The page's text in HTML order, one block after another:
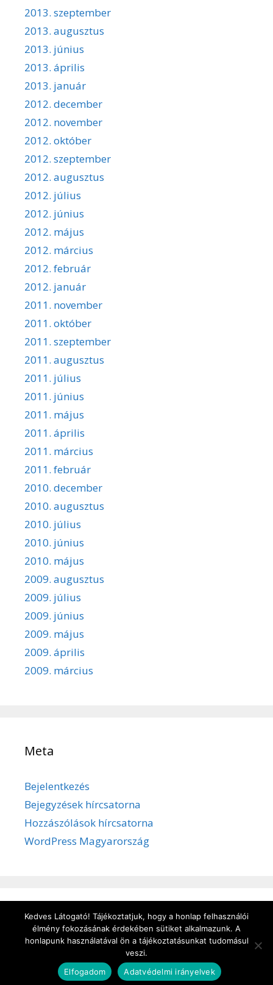
2013. szeptember
2013. augusztus
2013. június
2013. április
2013. január
2012. december
2012. november
2012. október
2012. szeptember
2012. augusztus
2012. július
2012. június
2012. május
2012. március
2012. február
2012. január
2011. november
2011. október
2011. szeptember
2011. augusztus
2011. július
2011. június
2011. május
2011. április
2011. március
2011. február
2010. december
2010. augusztus
2010. július
2010. június
2010. május
2009. augusztus
2009. július
2009. június
2009. május
2009. április
2009. március
Meta
Bejelentkezés
Bejegyzések hírcsatorna
Hozzászólások hírcsatorna
WordPress Magyarország
Adatvédelem /Süti kezelése/Impresszum
© 2026 kulturbanyasz.hu• KészültGeneratePress
Kedves Látogató! Tájékoztatjuk, hogy a honlap felhasználói
élmény fokozásának érdekében sütiket alkalmazunk. A
honlapunk használatával ön a tájékoztatásunkat tudomásul
veszi.
Elfogadom
Adatvédelmi irányelvek